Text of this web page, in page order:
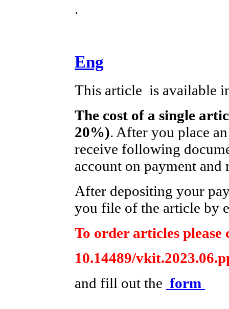
.
Eng
This article is available
The cost of a single
20%). After you place
receive following
account on payment
After depositing your
you file of the article by
To order articles
10.14489/
and fill out the form